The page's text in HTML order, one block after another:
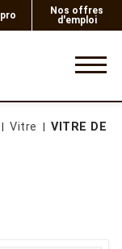
Nos offres
d'emploi
Vitre VITRE DE